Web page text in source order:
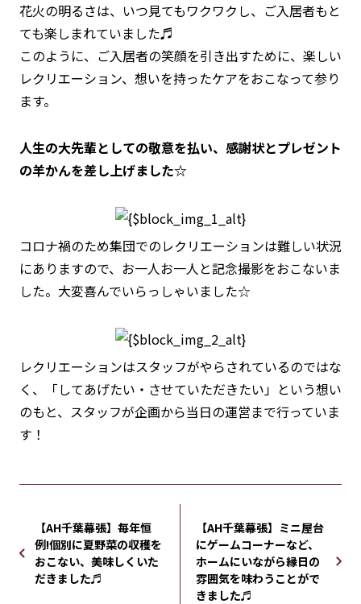
花火の明るさは、いつ見てもワクワクし、ご入居者もと
ても楽しまれていました♬
このように、ご入居者の笑顔を引き出すために、楽しい
レクリエーション、想いを持ったケアをおこなって参り
ます。
人生の大先輩としての敬意を払い、感謝状とプレゼント
の羊かんを差し上げました☆
コロナ禍のため集団でのレクリエーションは難しい状況
にありますので、お一人お一人と記念撮影をおこないま
した。大変喜んでいらっしゃいました☆
レクリエーションはスタッフがやらされているのではな
く、「してあげたい・させていただきたい」という想い
のもと、スタッフが企画から当日の運営まで行っていま
す！
【AH千葉幕張】毎年恒
例!個別に夏野菜の収穫を
おこない、美味しくいた
だきました♬
【AH千葉幕張】ミニ屋台
にゲームコーナーなど、
ホームにいながら縁日の
雰囲気を味わうことがで
きました♬